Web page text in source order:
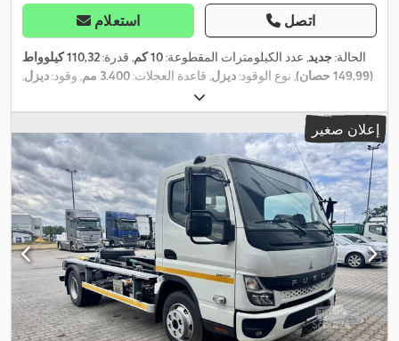
استعلام اتصل
الحالة:جديد, عدد الكيلومترات المقطوعة:10 كم , قدرة:
110,32 كيلوواط
(149,99 حصان)
, نوع الوقود:ديزل, قاعدة العجلات:3.400 مم , وقود:ديزل,
, لون:أبيض
التروس:ميكانيكي, عدد التروس:4, عدد المقاعد:3, سنة الصنع:2026
,
معدات:أدبلو, بلوتوث, تاريخ خدمة كامل, تسجيل الشاحنة, تكييف الهواء,
توجيه معزز بالطاقة, جهاز تسجيل السرعة (تاكوغراف), قفل مركزي,
كمبيوتر على متن المركبة, مركبة لغير المدخنين, منفذ USB, نظام
التحكم في الجر, نظام التشغيل والإيقاف التلقائي, نظام الفرامل المانعة
للانغلاق (ABS), وسادة هوائية
إعلان صغير